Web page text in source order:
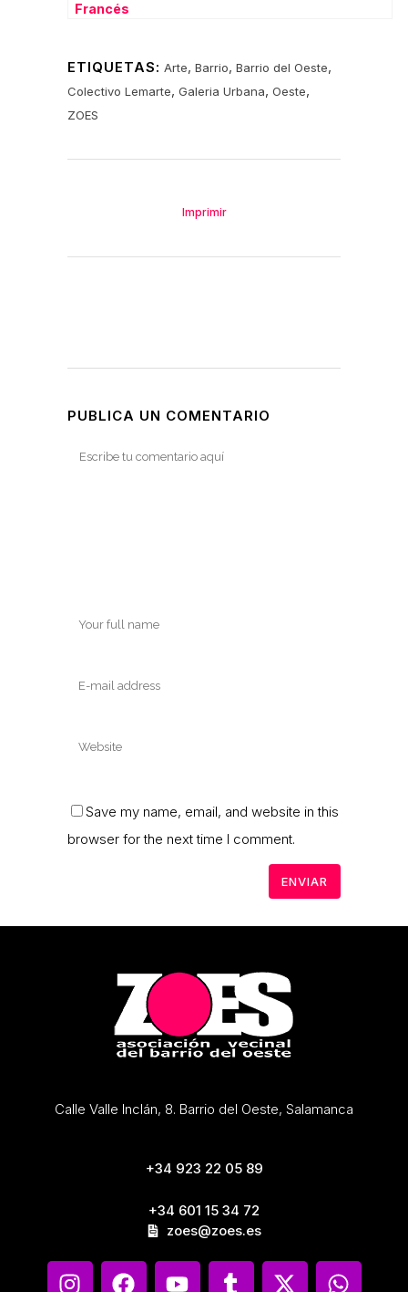
Francés
ETIQUETAS: Arte, Barrio, Barrio del Oeste,
Colectivo Lemarte, Galeria Urbana, Oeste,
ZOES
Imprimir
PUBLICA UN COMENTARIO
Save my name, email, and website in this
browser for the next time I comment.
Calle Valle Inclán, 8. Barrio del Oeste, Salamanca
+34 923 22 05 89
+34 601 15 34 72
zoes@zoes.es